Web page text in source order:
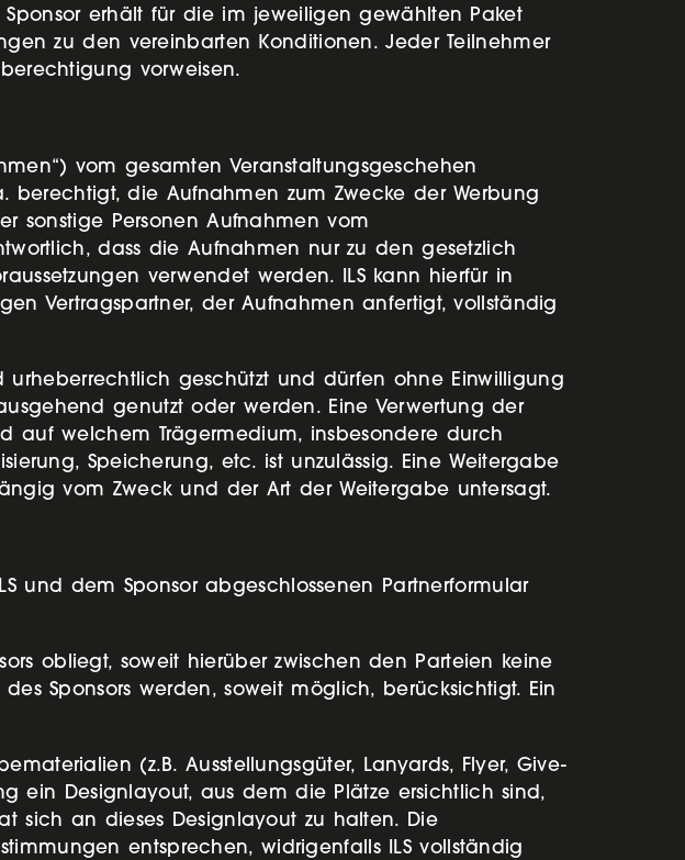
erhält für die im jeweiligen gewählten Paket
zu den vereinbarten Konditionen. Jeder Teilnehmer
vorweisen.
vom gesamten Veranstaltungsgeschehen
berechtigt, die Aufnahmen zum Zwecke der Werbung
sonstige Personen Aufnahmen vom
dass die Aufnahmen nur zu den gesetzlich
verwendet werden. ILS kann hierfür in
Vertragspartner, der Aufnahmen anfertigt, vollständig
geschützt und dürfen ohne Einwilligung
genutzt oder werden. Eine Verwertung der
auf welchem Trägermedium, insbesondere durch
Speicherung, etc. ist unzulässig. Eine Weitergabe
vom Zweck und der Art der Weitergabe untersagt.
und dem Sponsor abgeschlossenen Partnerformular
obliegt, soweit hierüber zwischen den Parteien keine
Sponsors werden, soweit möglich, berücksichtigt. Ein
(z.B. Ausstellungsgüter, Lanyards, Flyer, Give-
ein Designlayout, aus dem die Plätze ersichtlich sind,
sich an dieses Designlayout zu halten. Die
entsprechen, widrigenfalls ILS vollständig